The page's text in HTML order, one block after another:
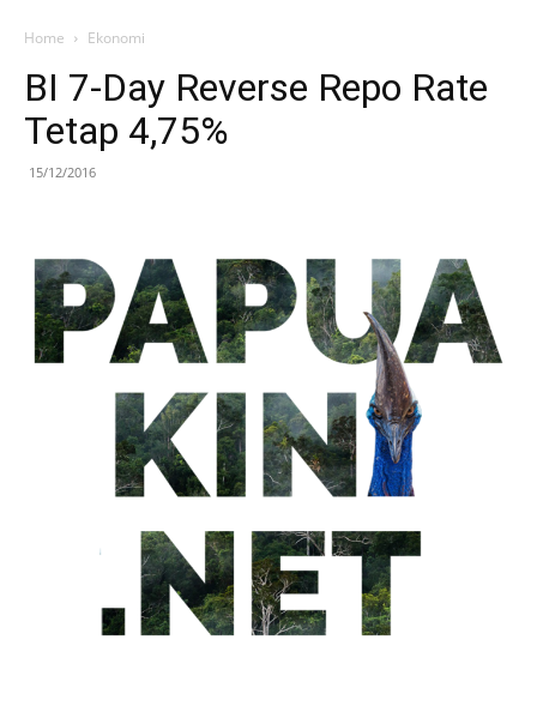
Home Ekonomi
BI 7-Day Reverse Repo Rate
Tetap 4,75%
15/12/2016